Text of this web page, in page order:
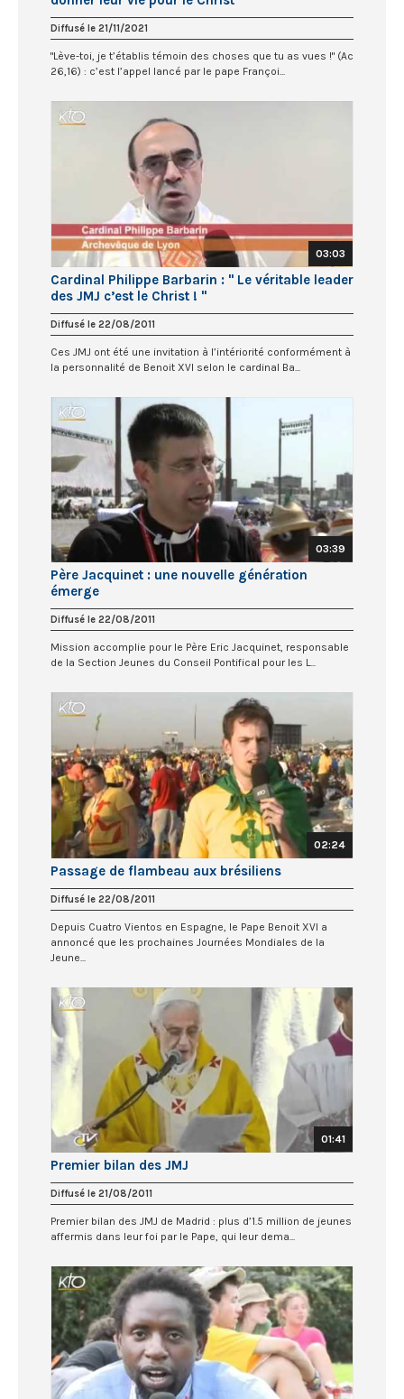
Diffusé le 21/11/2021
"Lève-toi, je t’établis témoin des choses que tu as vues !" (Ac
26,16) : c’est l’appel lancé par le pape Françoi...
03:03
Cardinal Philippe Barbarin : " Le véritable leader
des JMJ c’est le Christ ! "
Diffusé le 22/08/2011
Ces JMJ ont été une invitation à l’intériorité conformément à
la personnalité de Benoit XVI selon le cardinal Ba...
03:39
Père Jacquinet : une nouvelle génération
émerge
Diffusé le 22/08/2011
Mission accomplie pour le Père Eric Jacquinet, responsable
de la Section Jeunes du Conseil Pontifical pour les L...
02:24
Passage de flambeau aux brésiliens
Diffusé le 22/08/2011
Depuis Cuatro Vientos en Espagne, le Pape Benoit XVI a
annoncé que les prochaines Journées Mondiales de la
Jeune...
01:41
Premier bilan des JMJ
Diffusé le 21/08/2011
Premier bilan des JMJ de Madrid : plus d’1.5 million de jeunes
affermis dans leur foi par le Pape, qui leur dema...